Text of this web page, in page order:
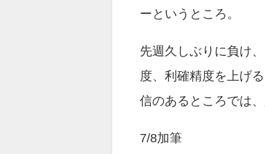
ーというところ。
先週久しぶりに負け
度、利確精度を上げ
信のあるところでは
7/8加筆